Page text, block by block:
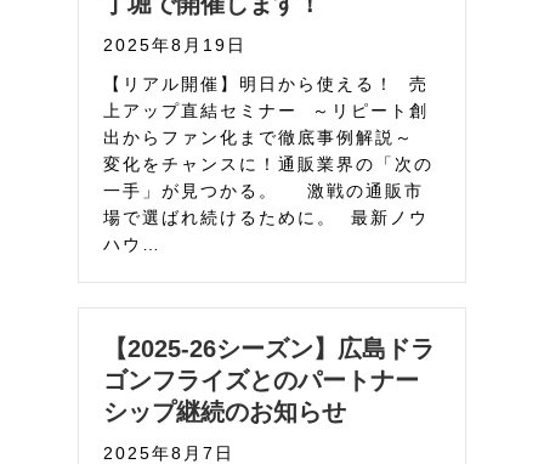
2025年8月19日
【リアル開催】明日から使える！ 売
上アップ直結セミナー ～リピート創
出からファン化まで徹底事例解説～
変化をチャンスに！通販業界の「次の
一手」が見つかる。 激戦の通販市
場で選ばれ続けるために。 最新ノウ
ハウ…
【2025-26シーズン】広島ドラ
ゴンフライズとのパートナー
シップ継続のお知らせ
2025年8月7日